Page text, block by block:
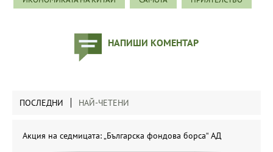
НАПИШИ КОМЕНТАР
ПОСЛЕДНИ НАЙ-ЧЕТЕНИ
Акция на седмицата: „Българска фондова борса“ АД